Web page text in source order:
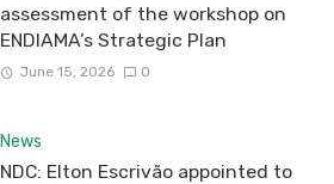
assessment of the workshop on
ENDIAMA’s Strategic Plan
June 15, 2026 0
News
NDC: Elton Escrivão appointed to